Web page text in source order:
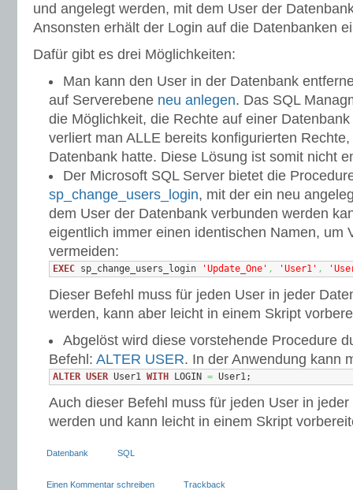
und angelegt werden, mit dem User der
Ansonsten erhält der Login auf die Datenbanken
Dafür gibt es drei Möglichkeiten:
Man kann den User in der Datenbank
auf Serverebene neu anlegen. Das SQL
die Möglichkeit, die Rechte auf einer
verliert man ALLE bereits konfigurierten
Datenbank hatte. Diese Lösung ist somit nicht
Der Microsoft SQL Server bietet die
sp_change_users_login, mit der ein neu
dem User der Datenbank verbunden werden
eigentlich immer einen identischen Namen, um
vermeiden:
EXEC sp_change_users_login 'Update_One' , 'User1' ,
Dieser Befehl muss für jeden User in jeder
werden, kann aber leicht in einem Skript
Abgelöst wird diese vorstehende Procedure
Befehl: ALTER USER. In der Anwendung kann
ALTER USER User1 WITH LOGIN = User1;
Auch dieser Befehl muss für jeden User in
werden und kann leicht in einem Skript
Datenbank SQL
Einen Kommentar schreiben Trackback